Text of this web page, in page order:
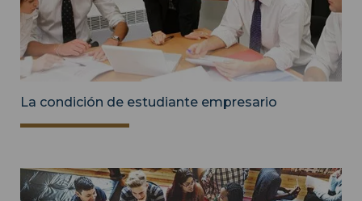
La condición de estudiante empresario